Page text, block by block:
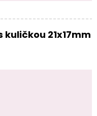
21x17mm